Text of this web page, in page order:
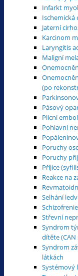
Infarkt
Ischemická
Jaterní
Karcinom
Laryngitis
Maligní
(po
Pásový
Plicní
Pohlavní
Poruchy
Poruchy
Příjice
Reakce na
Selhání
Schizofrenie
Střevní
Syndrom
dítěte
Syndrom
látkách
Systémový